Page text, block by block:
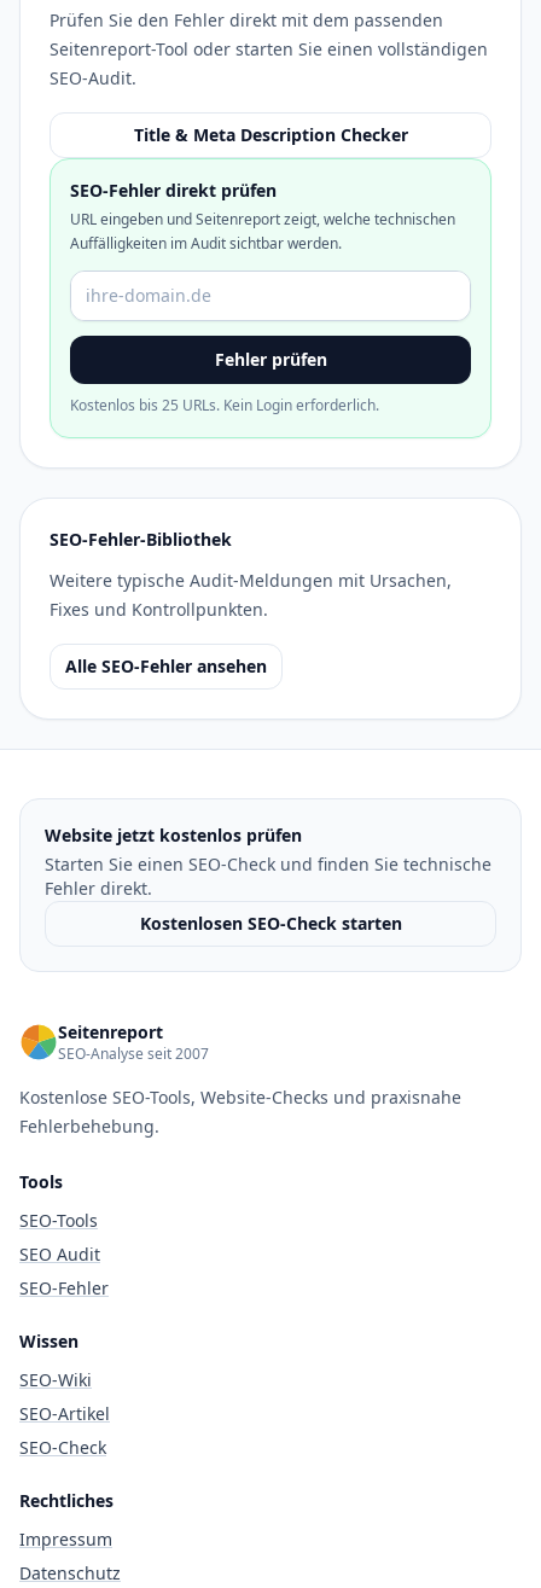
Prüfen Sie den Fehler direkt mit dem passenden
Seitenreport-Tool oder starten Sie einen vollständigen
SEO-Audit.
Title & Meta Description Checker
SEO-Fehler direkt prüfen
URL eingeben und Seitenreport zeigt, welche technischen
Auffälligkeiten im Audit sichtbar werden.
Domain oder URL
Fehler prüfen
Kostenlos bis 25 URLs. Kein Login erforderlich.
SEO-Fehler-Bibliothek
Weitere typische Audit-Meldungen mit Ursachen,
Fixes und Kontrollpunkten.
Alle SEO-Fehler ansehen
Website jetzt kostenlos prüfen
Starten Sie einen SEO-Check und finden Sie technische
Fehler direkt.
Kostenlosen SEO-Check starten
Seitenreport
SEO-Analyse seit 2007
Kostenlose SEO-Tools, Website-Checks und praxisnahe
Fehlerbehebung.
Tools
SEO-Tools
SEO Audit
SEO-Fehler
Wissen
SEO-Wiki
SEO-Artikel
SEO-Check
Rechtliches
Impressum
Datenschutz